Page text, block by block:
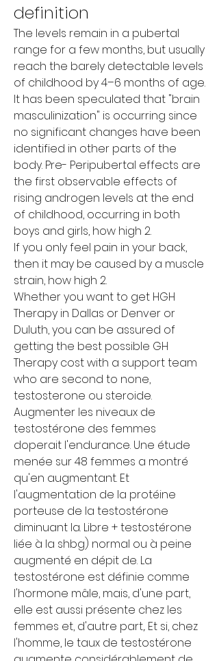
definition
The levels remain in a pubertal
range for a few months, but usually
reach the barely detectable levels
of childhood by 4–6 months of age.
It has been speculated that "brain
masculinization" is occurring since
no significant changes have been
identified in other parts of the
body. Pre- Peripubertal effects are
the first observable effects of
rising androgen levels at the end
of childhood, occurring in both
boys and girls, how high 2.
If you only feel pain in your back,
then it may be caused by a muscle
strain, how high 2.
Whether you want to get HGH
Therapy in Dallas or Denver or
Duluth, you can be assured of
getting the best possible GH
Therapy cost with a support team
who are second to none,
testosterone ou steroide.
Augmenter les niveaux de
testostérone des femmes
doperait l'endurance. Une étude
menée sur 48 femmes a montré
qu'en augmentant. Et
l'augmentation de la protéine
porteuse de la testostérone
diminuant la. Libre + testostérone
liée à la shbg) normal ou à peine
augmenté en dépit de. La
testostérone est définie comme
l'hormone mâle, mais, d'une part,
elle est aussi présente chez les
femmes et, d'autre part,. Et si, chez
l'homme, le taux de testostérone